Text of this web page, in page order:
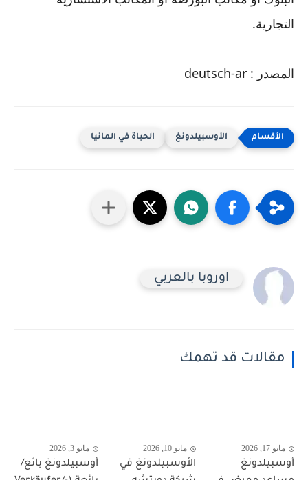
التجارية.
المصدر : deutsch-ar
الأوسبيلدونغ الحياة في المانيا
اوروبا بالعربي
مقالات قد تهمك
مايو 17, 2026
أوسبيلدونغ
مايو 10, 2026
الأوسبيلدونغ في
مايو 3, 2026
أوسبيلدونغ بائع/